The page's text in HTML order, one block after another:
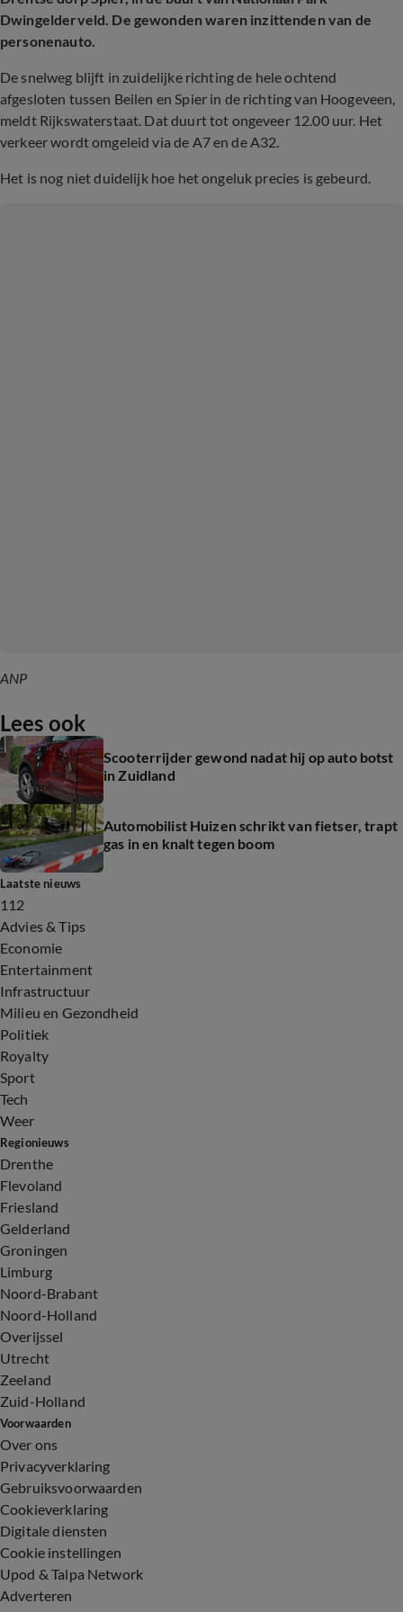
Dwingelderveld. De gewonden waren inzittenden van de
personenauto.
De snelweg blijft in zuidelijke richting de hele ochtend
afgesloten tussen Beilen en Spier in de richting van Hoogeveen,
meldt Rijkswaterstaat. Dat duurt tot ongeveer 12.00 uur. Het
verkeer wordt omgeleid via de A7 en de A32.
Het is nog niet duidelijk hoe het ongeluk precies is gebeurd.
ANP
Lees ook
Scooterrijder gewond nadat hij op auto botst
in Zuidland
Automobilist Huizen schrikt van fietser, trapt
gas in en knalt tegen boom
Laatste nieuws
112
Advies & Tips
Economie
Entertainment
Infrastructuur
Milieu en Gezondheid
Politiek
Royalty
Sport
Tech
Weer
Regionieuws
Drenthe
Flevoland
Friesland
Gelderland
Groningen
Limburg
Noord-Brabant
Noord-Holland
Overijssel
Utrecht
Zeeland
Zuid-Holland
Voorwaarden
Over ons
Privacyverklaring
Gebruiksvoorwaarden
Cookieverklaring
Digitale diensten
Cookie instellingen
Upod & Talpa Network
Adverteren